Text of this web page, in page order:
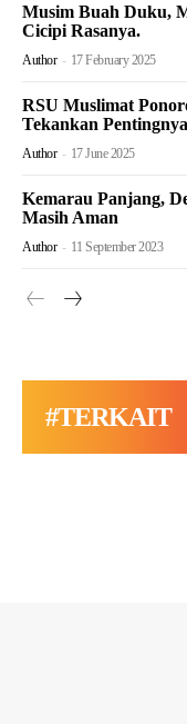
Musim Buah Duku,
Cicipi Rasanya.
Author - 17 February 2025
RSU Muslimat
Tekankan
Author - 17 June 2025
Kemarau Panjang,
Masih Aman
Author - 11 September 2023
#TERKAIT